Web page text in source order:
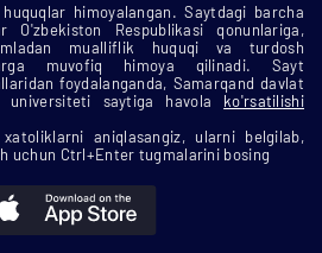
himoyalangan. Saytdagi barcha
O'zbekiston Respublikasi qonunlariga,
mualliflik huquqi va turdosh
muvofiq himoya qilinadi. Sayt
foydalanganda, Samarqand davlat
universiteti saytiga havola ko'rsatilishi
aniqlasangiz, ularni belgilab,
uchun Ctrl+Enter tugmalarini bosing